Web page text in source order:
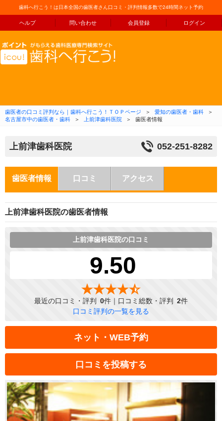
歯科へ行こう！は日本全国の歯医者さん口コミ・評判情報多数で24時間ネット予約
ヘルプ 問い合わせ 会員登録 ログイン
コンテンツへ移動
歯医者の口コミ評判なら｜歯科へ行こう！ＴＯＰページ ＞ 愛知の歯医者・歯科
＞
名古屋市中の歯医者・歯科
＞ 上前津歯科医院 ＞ 歯医者情報
上前津歯科医院 052-251-8282
歯医者情報 口コミ アクセス
上前津歯科医院の歯医者情報
上前津歯科医院の口コミ
9.50
最近の口コミ・評判 0件｜口コミ総数・評判 2件
口コミ評判の一覧を見る
ネット・WEB予約
口コミを投稿する